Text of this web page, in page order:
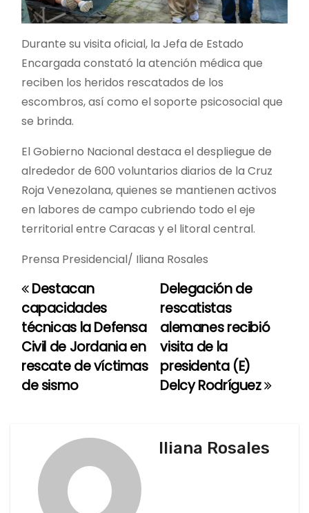
Durante su visita oficial, la Jefa de Estado
Encargada constató la atención médica que
reciben los heridos rescatados de los
escombros, así como el soporte psicosocial que
se brinda.
El Gobierno Nacional destaca el despliegue de
alrededor de 600 voluntarios diarios de la Cruz
Roja Venezolana, quienes se mantienen activos
en labores de campo cubriendo todo el eje
territorial entre Caracas y el litoral central.
Prensa Presidencial/ Iliana Rosales
N
a
v
e
Delegación de
rescatistas
alemanes recibió
visita de la
presidenta (E)
Delcy Rodríguez
Destacan
capacidades
técnicas la Defensa
Civil de Jordania en
rescate de víctimas
de sismo
Iliana Rosales